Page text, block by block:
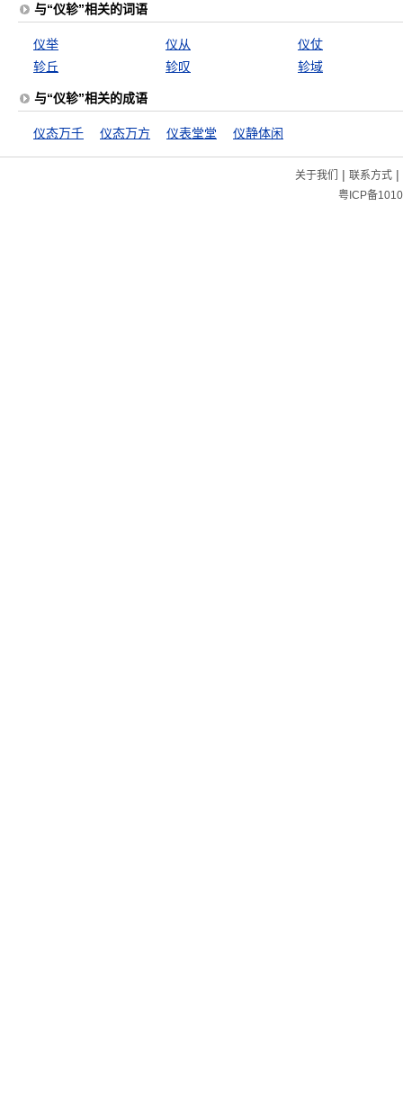
与“仪轸”相关的词语
仪举 仪从
仪仗
轸丘
轸叹 轸域
与“仪轸”相关的成语
仪态万千 仪态万方 仪表堂堂 仪静体闲
关于我们 | 联系方式|
粤ICP备